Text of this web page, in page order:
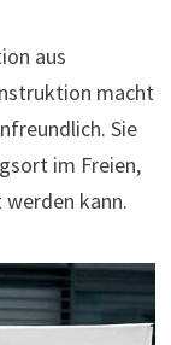
aus
macht
Sie
im Freien,
kann.